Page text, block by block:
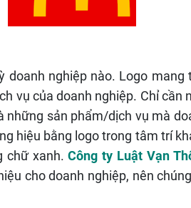
nghiệp nào. Logo mang
vụ của doanh nghiệp. Chỉ cần
những sản phẩm/dịch vụ mà
hiệu bằng logo trong tâm trí
chữ xanh.Công ty Luật Vạn
cho doanh nghiệp, nên